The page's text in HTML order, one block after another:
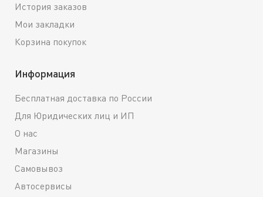
История заказов
Мои закладки
Корзина покупок
Информация
Бесплатная доставка по России
Для Юридических лиц и ИП
О нас
Магазины
Самовывоз
Автосервисы